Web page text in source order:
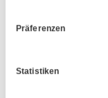
Präferenzen
Statistiken
im Bereich